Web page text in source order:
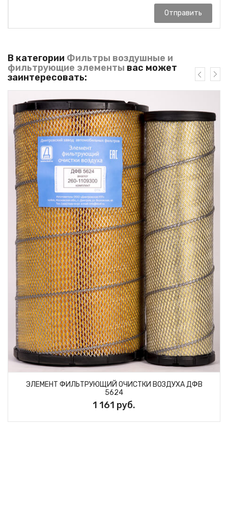
Отправить
В категории Фильтры воздушные и
фильтрующие элементы вас может
заинтересовать:
ЭЛЕМЕНТ ФИЛЬТРУЮЩИЙ ОЧИСТКИ ВОЗДУХА ДФВ
5624
1 161 руб.